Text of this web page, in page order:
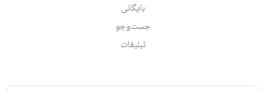
بایگانی
جست‌وجو
تبلیغات